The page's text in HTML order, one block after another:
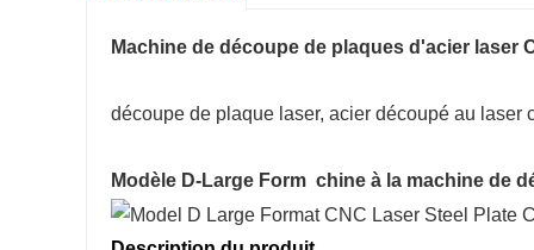
Machine de découpe de plaques d'acier
découpe de plaque laser, acier découpé au laser
Modèle D-Large Form chine à la machine de